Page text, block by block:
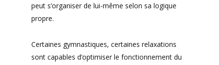
peut s’organiser de lui-même selon sa logique
propre.
Certaines gymnastiques, certaines relaxations
sont capables d’optimiser le fonctionnement du